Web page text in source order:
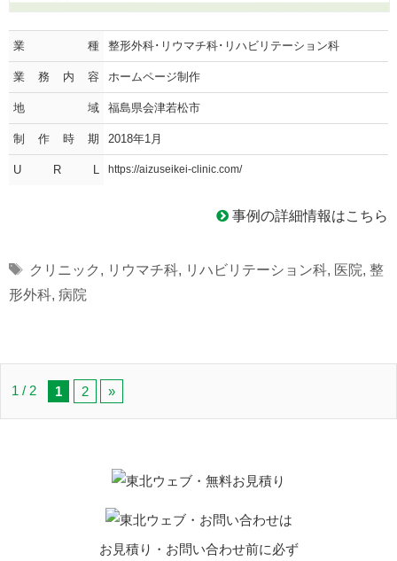
業種 整形外科･リウマチ科･リハビリテーション科
業務内容 ホームページ制作
地域 福島県会津若松市
制作時期 2018年1月
U R L https://aizuseikei-clinic.com/
事例の詳細情報はこちら
Tags
クリニック , リウマチ科, リハビリテーション科, 医院, 整
形外科, 病院
1 / 2 1 2 »
お見積り・お問い合わせ前に必ず